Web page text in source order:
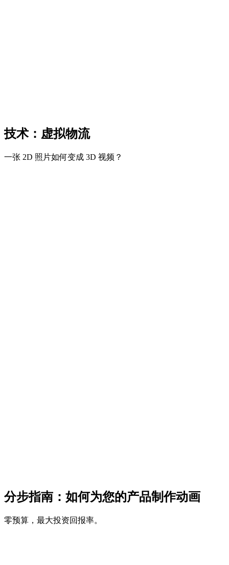
技术：虚拟物流
一张 2D 照片如何变成 3D 视频？
分步指南：如何为您的产品制作动画
零预算，最大投资回报率。